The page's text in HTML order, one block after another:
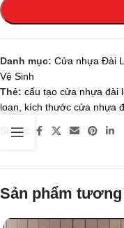
Danh mục: Cửa nhựa Đài
Vệ Sinh
Thẻ: cấu tạo cửa nhựa đài
loan
kích thước cửa nhựa
Share:
Sản phẩm